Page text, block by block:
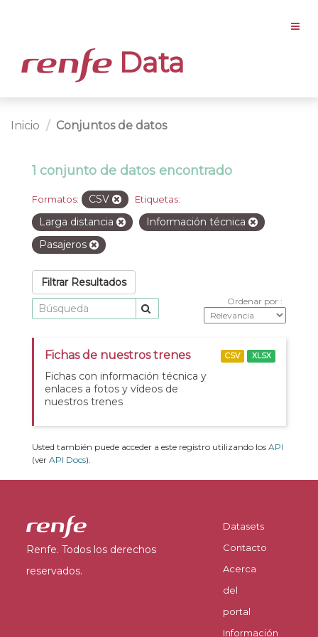
Data
Inicio Conjuntos de datos
1 conjunto de datos encontrado
Formatos: CSV Etiquetas:
Larga distancia
Información técnica
Pasajeros
Filtrar Resultados
Ordenar por
Fichas de nuestros trenes
Fichas con información técnica y
enlaces a fotos y vídeos de
nuestros trenes
CSV XLSX
Usted también puede acceder a este registro utilizando los API
(ver API Docs).
Renfe. Todos los derechos
reservados.
Datasets
Contacto
Acerca
del
portal
Información